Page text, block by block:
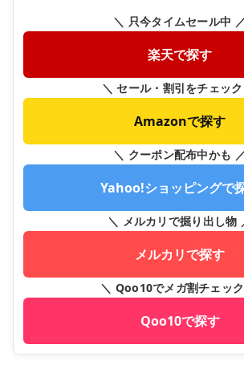
＼ 只今タイムセール中
楽天で探す
＼ セール・割引をチェッ
Amazonで探す
＼ クーポン配布中かも
Yahoo!ショッピングで
＼ メルカリで掘り出し物
メルカリで探す
＼ Qoo10でメガ割チェッ
Qoo10で探す